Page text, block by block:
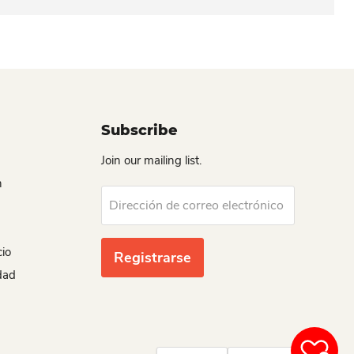
Subscribe
Join our mailing list.
Dirección de correo electrónico
Registrarse